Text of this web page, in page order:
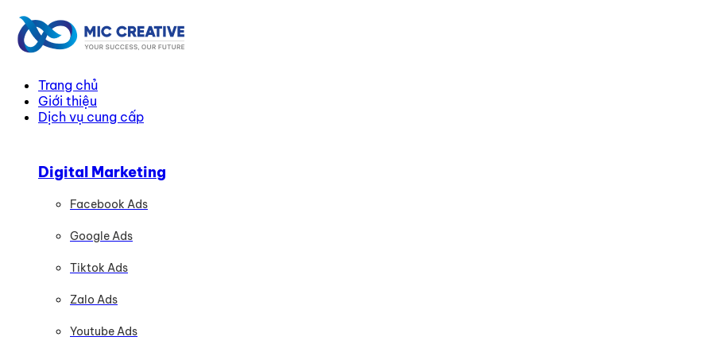
Trang chủ
Giới thiệu
Dịch vụ cung cấp
Digital Marketing
Facebook Ads
Google Ads
Tiktok Ads
Zalo Ads
Youtube Ads